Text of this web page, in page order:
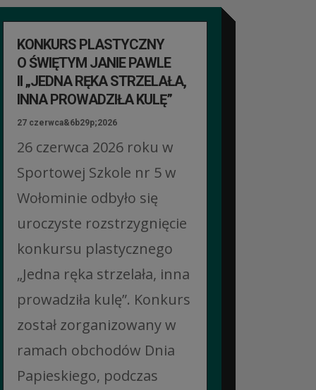
KONKURS PLASTYCZNY
O ŚWIĘTYM JANIE PAWLE
II „JEDNA RĘKA STRZELAŁA,
INNA PROWADZIŁA KULĘ”
27 czerwca&6b29p;2026
26 czerwca 2026 roku w
Sportowej Szkole nr 5 w
Wołominie odbyło się
uroczyste rozstrzygnięcie
konkursu plastycznego
„Jedna ręka strzelała, inna
prowadziła kulę”. Konkurs
został zorganizowany w
ramach obchodów Dnia
Papieskiego, podczas